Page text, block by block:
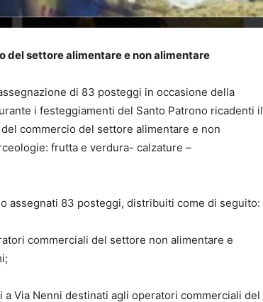
del settore alimentare e non alimentare
di 83 posteggi in occasione della
i festeggiamenti del Santo Patrono ricadenti il
commercio del settore alimentare e non
frutta e verdura- calzature –
assegnati 83 posteggi, distribuiti come di seguito:
commerciali del settore non alimentare e
Via Nenni destinati agli operatori commerciali del